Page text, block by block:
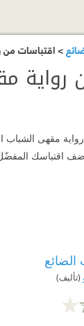
> اقتباسات من
رواية
مقهى الشباب
أضف اقتباسك
(تأليف)